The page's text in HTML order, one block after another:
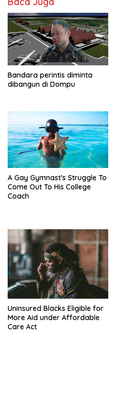
Bandara perintis diminta
dibangun di Dompu
A Gay Gymnast’s Struggle To
Come Out To His College
Coach
Uninsured Blacks Eligible for
More Aid under Affordable
Care Act